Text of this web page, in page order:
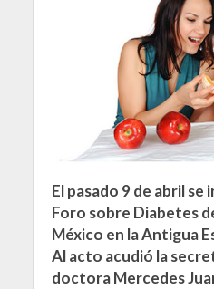
El pasado 9 de abril
Foro sobre Diabetes
México en la Antigua
Al acto acudió la
doctora Mercedes